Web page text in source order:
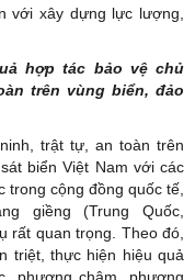
với xây dựng lực lượng,
hợp tác bảo vệ chủ
trên vùng biển, đảo
trật tự, an toàn trên
biển Việt Nam với các
trong cộng đồng quốc tế,
giềng (Trung Quốc,
rất quan trọng. Theo đó,
triệt, thực hiện hiệu quả